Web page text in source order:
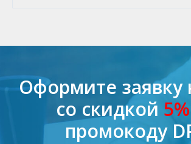
Оформите заявку
со скидкой 5%
промокоду